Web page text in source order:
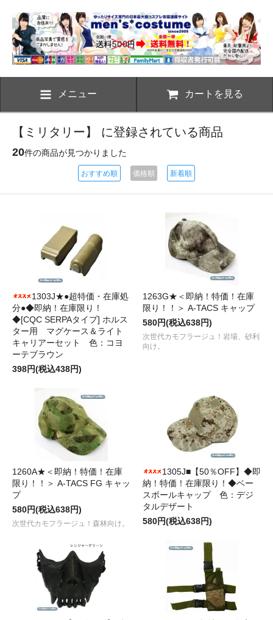
メニュー カートを見る
【ミリタリー】 に登録されている商品
20件の商品が見つかりました
おすすめ順 価格順 新着順
1303J★●超特価・在庫処
分●◆即納！在庫限り！
◆[CQC SERPAタイプ] ホルス
ター用 マグケース＆ライト
キャリアーセット 色：コヨ
ーテブラウン
398円(税込438円)
1263G★＜即納！特価！在庫
限り！！＞ A-TACS キャップ
580円(税込638円)
次世代カモフラージュ！岩場、砂利
向け。
1260A★＜即納！特価！在庫
限り！！＞ A-TACS FG キャッ
プ
580円(税込638円)
次世代カモフラージュ！森林向け。
1305J■【50％OFF】◆即
納！特価！在庫限り！◆ベー
スボールキャップ 色：デジ
タルデザート
580円(税込638円)